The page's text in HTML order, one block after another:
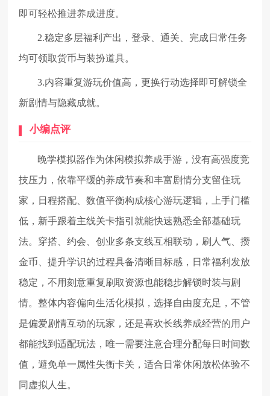
即可轻松推进养成进度。
2.稳定多层福利产出，登录、通关、完成日常任务
均可领取货币与装扮道具。
3.内容重复游玩价值高，更换行动选择即可解锁全
新剧情与隐藏成就。
小编点评
晚学模拟器作为休闲模拟养成手游，没有高强度竞
技压力，依靠平缓的养成节奏和丰富剧情分支留住玩
家，日程搭配、数值平衡构成核心游玩逻辑，上手门槛
低，新手跟着主线关卡指引就能快速熟悉全部基础玩
法。穿搭、约会、创业多条支线互相联动，刷人气、攒
金币、提升学识的过程具备清晰目标感，日常福利发放
稳定，不用刻意重复刷取资源也能稳步解锁时装与剧
情。整体内容偏向生活化模拟，选择自由度充足，不管
是偏爱剧情互动的玩家，还是喜欢长线养成经营的用户
都能找到适配玩法，唯一需要注意合理分配每日时间数
值，避免单一属性失衡卡关，适合日常休闲放松体验不
同虚拟人生。